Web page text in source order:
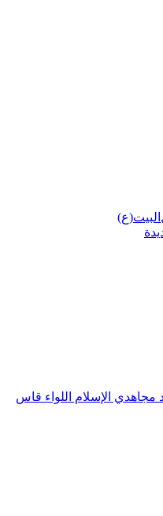
الإسلام اللواء قاس